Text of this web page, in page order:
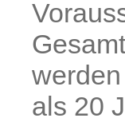
als 20